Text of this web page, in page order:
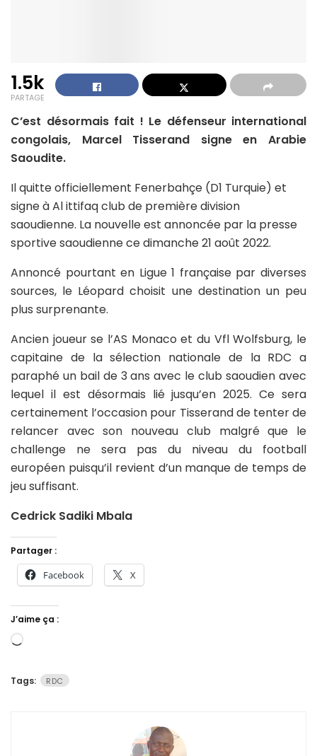
1.5k
PARTAGE
C’est désormais fait ! Le défenseur international
congolais, Marcel Tisserand signe en Arabie
Saoudite.
Il quitte officiellement Fenerbahçe (D1 Turquie) et
signe à Al ittifaq club de première division
saoudienne. La nouvelle est annoncée par la presse
sportive saoudienne ce dimanche 21 août 2022.
Annoncé pourtant en Ligue 1 française par diverses
sources, le Léopard choisit une destination un peu
plus surprenante.
Ancien joueur se l’AS Monaco et du Vfl Wolfsburg, le
capitaine de la sélection nationale de la RDC a
paraphé un bail de 3 ans avec le club saoudien avec
lequel il est désormais lié jusqu’en 2025. Ce sera
certainement l’occasion pour Tisserand de tenter de
relancer avec son nouveau club malgré que le
challenge ne sera pas du niveau du football
européen puisqu’il revient d’un manque de temps de
jeu suffisant.
Cedrick Sadiki Mbala
Partager :
Facebook X
J’aime ça :
Chargement…
Tags: RDC